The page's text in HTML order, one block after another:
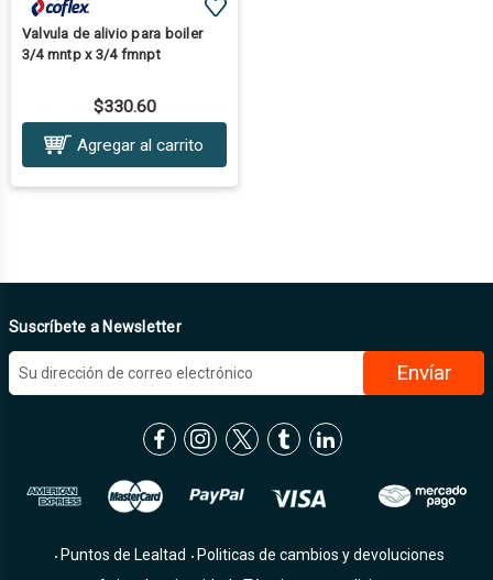
Valvula de alivio para boiler
3/4 mntp x 3/4 fmnpt
$330.60
Agregar al carrito
Suscríbete a Newsletter
Puntos de Lealtad
Politicas de cambios y devoluciones